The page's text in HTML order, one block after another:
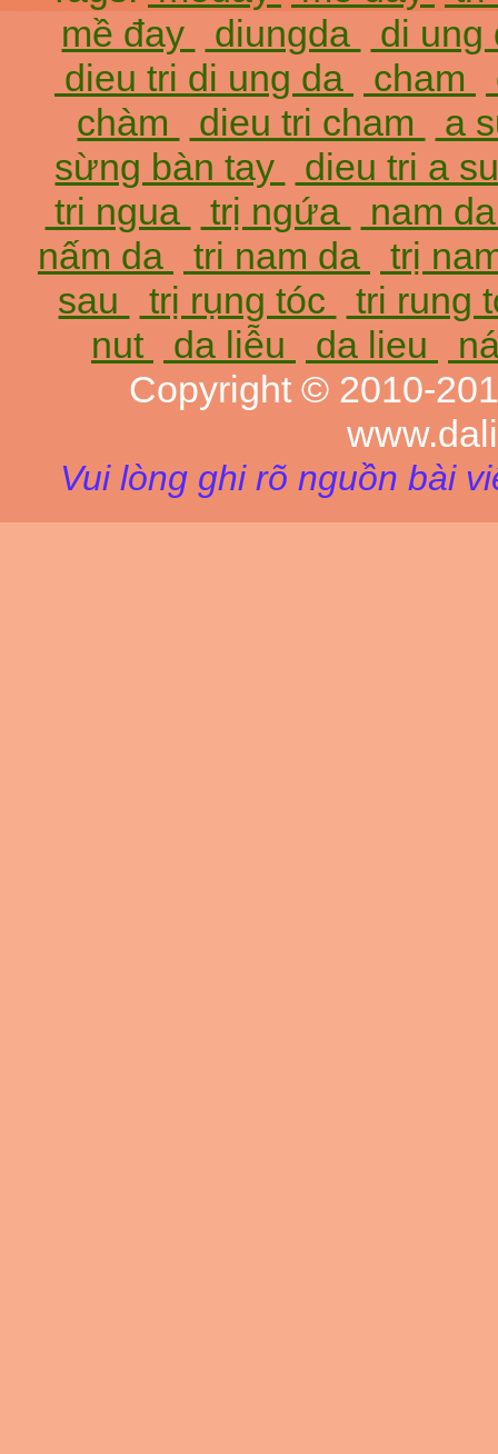
mề đay
diungda
di
dieu tri di ung da
cham
chàm
dieu tri cham
a
sừng bàn tay
dieu tri a
tri ngua
trị ngứa
nam
nấm da
tri nam da
trị
sau
trị rụng tóc
tri rung
nut
da liễu da lieu
Copyright © 2010-
Vui lòng ghi rõ nguồn bài